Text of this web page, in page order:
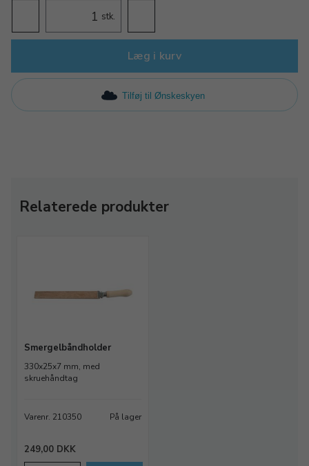
stk.
Læg i kurv
Tilføj til Ønskeskyen
Relaterede produkter
Smergelbåndholder
330x25x7 mm, med
skruehåndtag
Varenr. 210350 På lager
249,00 DKK